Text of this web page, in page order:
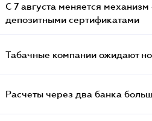
С 7 августа меняется
депозитными сертификатами
Табачные компании ожидают
Расчеты через два банка